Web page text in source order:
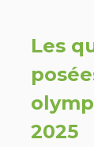
Les
2025